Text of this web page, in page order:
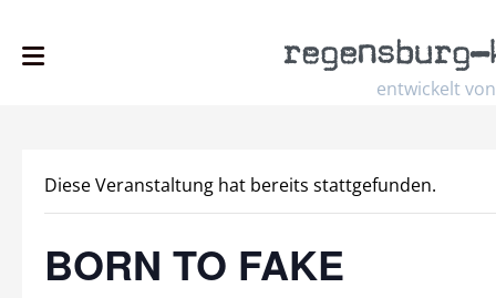
entwickelt von
regensburg–
Diese Veranstaltung hat bereits stattgefunden.
BORN TO FAKE